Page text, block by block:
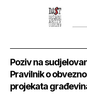
Poziv na
Pravilnik o
projekata